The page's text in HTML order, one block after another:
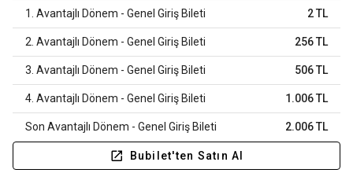
1. Avantajlı Dönem - Genel Giriş Bileti 2 TL
2. Avantajlı Dönem - Genel Giriş Bileti 256 TL
3. Avantajlı Dönem - Genel Giriş Bileti 506 TL
4. Avantajlı Dönem - Genel Giriş Bileti 1.006 TL
Son Avantajlı Dönem - Genel Giriş Bileti 2.006 TL
Bubilet'ten Satın Al